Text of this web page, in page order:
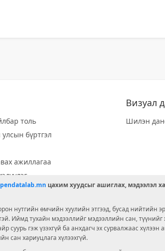
толь
бүртгэл
ажиллагаа
сан
зөвшөөрөл
Визуал
Шилэн
цахим хуудсыг ашиглах, мэдээлэл
нутгийн өмчийн хуулийн этгээд, бусад нийтийн
Иймд тухайн мэдээллийг мэдээллийн сан,
суурь гэж үзэхгүй ба анхдагч эх сурвалжаас
сан хариуцлага хүлээхгүй.